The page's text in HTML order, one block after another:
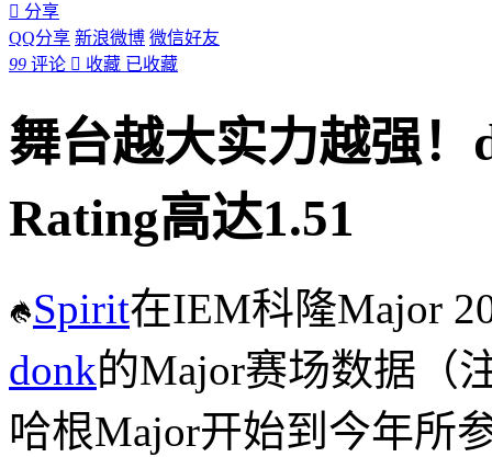
 分享
QQ分享 新浪微博 微信好友
99 评论  收藏 已收藏
舞台越大实力越强
Rating高达1.51
Spirit在IEM科隆Major
donk的Major赛场数据（
哈根Major开始到今年所